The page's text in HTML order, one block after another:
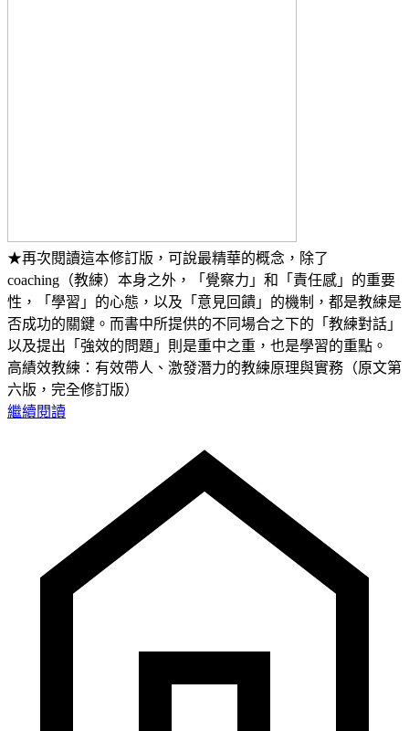
★再次閱讀這本修訂版，可說最精華的概念，除了
coaching（教練）本身之外，「覺察力」和「責任感」的重要
性，「學習」的心態，以及「意見回饋」的機制，都是教練是
否成功的關鍵。而書中所提供的不同場合之下的「教練對話」
以及提出「強效的問題」則是重中之重，也是學習的重點。
高績效教練：有效帶人、激發潛力的教練原理與實務（原文第
六版，完全修訂版）
繼續閱讀